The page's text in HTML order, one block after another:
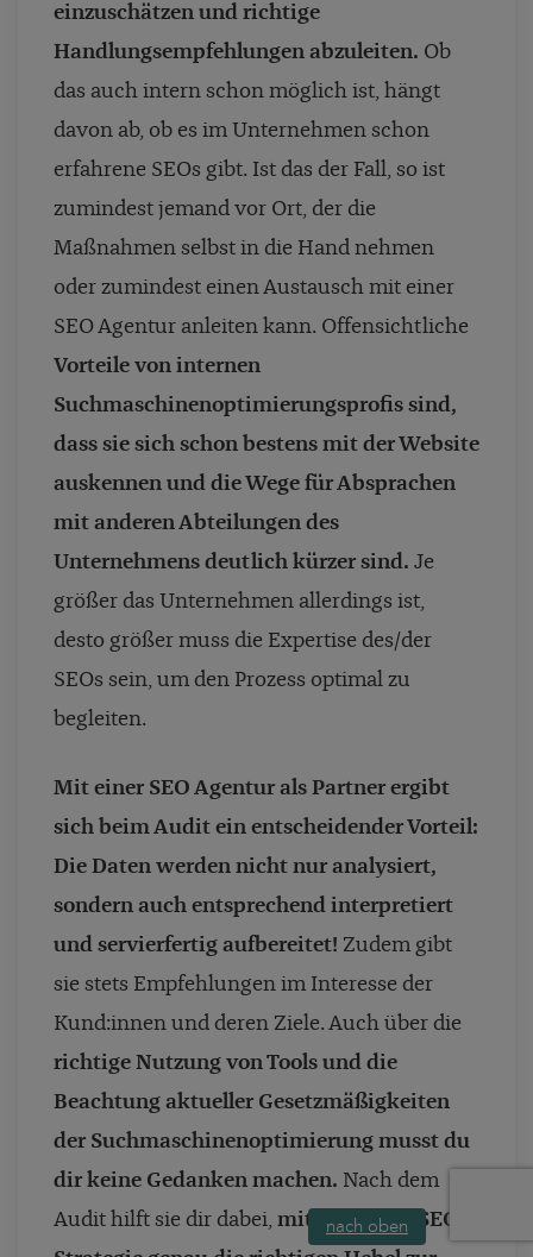
einzuschätzen und richtige
Handlungsempfehlungen abzuleiten. Ob
das auch intern schon möglich ist, hängt
davon ab, ob es im Unternehmen schon
erfahrene SEOs gibt. Ist das der Fall, so ist
zumindest jemand vor Ort, der die
Maßnahmen selbst in die Hand nehmen
oder zumindest einen Austausch mit einer
SEO Agentur anleiten kann. Offensichtliche
Vorteile von internen
Suchmaschinenoptimierungsprofis sind,
dass sie sich schon bestens mit der Website
auskennen und die Wege für Absprachen
mit anderen Abteilungen des
Unternehmens deutlich kürzer sind. Je
größer das Unternehmen allerdings ist,
desto größer muss die Expertise des/der
SEOs sein, um den Prozess optimal zu
begleiten.
Mit einer SEO Agentur als Partner ergibt
sich beim Audit ein entscheidender Vorteil:
Die Daten werden nicht nur analysiert,
sondern auch entsprechend interpretiert
und servierfertig aufbereitet! Zudem gibt
sie stets Empfehlungen im Interesse der
Kund:innen und deren Ziele. Auch über die
richtige Nutzung von Tools und die
Beachtung aktueller Gesetzmäßigkeiten
der Suchmaschinenoptimierung musst du
dir keine Gedanken machen. Nach dem
Audit hilft sie dir dabei, mithilfe einer SEO
nach oben